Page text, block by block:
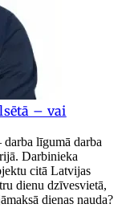
– vai
līgumā darba
Darbinieka
citā Latvijas
dienu dzīvesvietā,
dienas nauda?